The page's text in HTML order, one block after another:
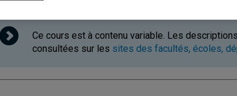
Ce cours est à contenu variable. Les
consultées sur les sites des facultés, écoles,